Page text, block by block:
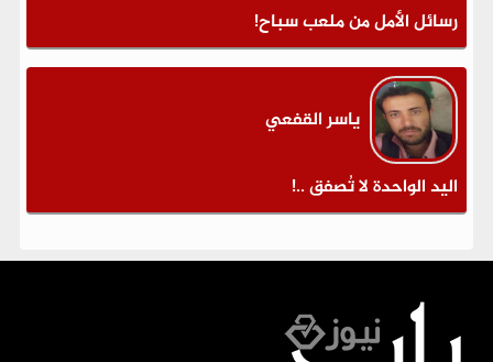
رسائل الأمل من ملعب سباح!
ياسر القفعي
اليد الواحدة لا تُصفق ..!